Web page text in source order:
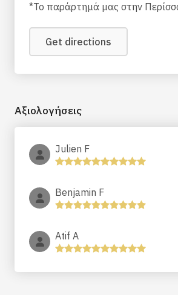
*Το παράρτημά μας στην
Get directions
Αξιολογήσεις
Julien F
Benjamin F
Atif A